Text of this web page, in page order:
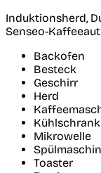
Induktionsherd,
Senseo-
Backofen
Besteck
Geschirr
Herd
Kühlschrank
Mikrowelle
Toaster